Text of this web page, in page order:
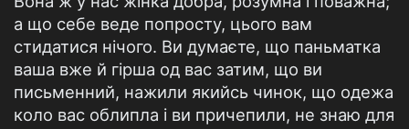
а що себе веде попросту, цього вам
стидатися нічого. Ви думаєте, що паньматка
ваша вже й гірша од вас затим, що ви
письменний, нажили якийсь чинок, що одежа
коло вас облипла і ви причепили, не знаю для